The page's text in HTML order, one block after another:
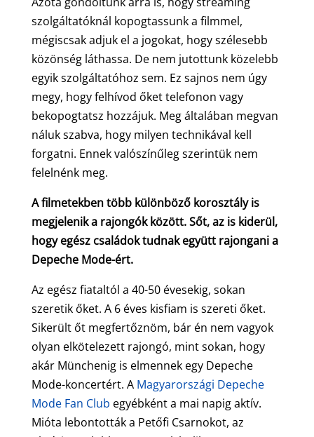
szolgáltatóknál kopogtassunk a filmmel,
mégiscsak adjuk el a jogokat, hogy szélesebb
közönség láthassa. De nem jutottunk közelebb
egyik szolgáltatóhoz sem. Ez sajnos nem úgy
megy, hogy felhívod őket telefonon vagy
bekopogtatsz hozzájuk. Meg általában megvan
náluk szabva, hogy milyen technikával kell
forgatni. Ennek valószínűleg szerintük nem
felelnénk meg.
A filmetekben több különböző korosztály is
megjelenik a rajongók között. Sőt, az is kiderül,
hogy egész családok tudnak együtt rajongani a
Depeche Mode-ért.
Az egész fiataltól a 40-50 évesekig, sokan
szeretik őket. A 6 éves kisfiam is szereti őket.
Sikerült őt megfertőznöm, bár én nem vagyok
olyan elkötelezett rajongó, mint sokan, hogy
akár Münchenig is elmennek egy Depeche
Mode-koncertért. A Magyarországi Depeche
Mode Fan Club egyébként a mai napig aktív.
Mióta lebontották a Petőfi Csarnokot, az